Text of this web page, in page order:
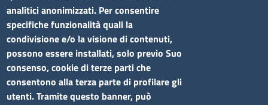
Siti tematici
Elenco siti tematici
Seguici su
analitici anonimizzati. Per consentire
specifiche funzionalità quali la
condivisione e/o la visione di contenuti,
possono essere installati, solo previo Suo
consenso, cookie di terze parti che
consentono alla terza parte di profilare gli
utenti. Tramite questo banner, può